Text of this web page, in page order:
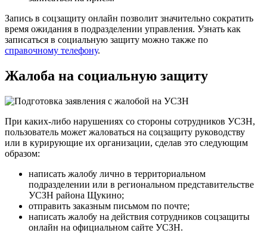
Запись в соцзащиту онлайн позволит значительно сократить
время ожидания в подразделении управления. Узнать как
записаться в социальную защиту можно также по
справочному телефону.
Жалоба на социальную защиту
При каких-либо нарушениях со стороны сотрудников УСЗН,
пользователь может жаловаться на соцзащиту руководству
или в курирующие их организации, сделав это следующим
образом:
написать жалобу лично в территориальном
подразделении или в региональном представительстве
УСЗН района Щукино;
отправить заказным письмом по почте;
написать жалобу на действия сотрудников соцзащиты
онлайн на официальном сайте УСЗН.